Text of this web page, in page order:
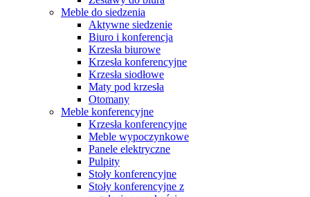
Meble do siedzenia
Aktywne siedzenie
Biuro i konferencja
Krzesła biurowe
Krzesła konferencyjne
Krzesła siodłowe
Maty pod krzesła
Otomany
Meble konferencyjne
Krzesła konferencyjne
Meble wypoczynkowe
Panele elektryczne
Pulpity
Stoły konferencyjne
Stoły konferencyjne z